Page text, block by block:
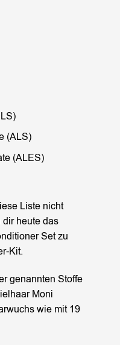
(ALS)
(ALES)
Liste nicht
heute das
Set zu
Kit.
genannten Stoffe
Moni
wie mit 19